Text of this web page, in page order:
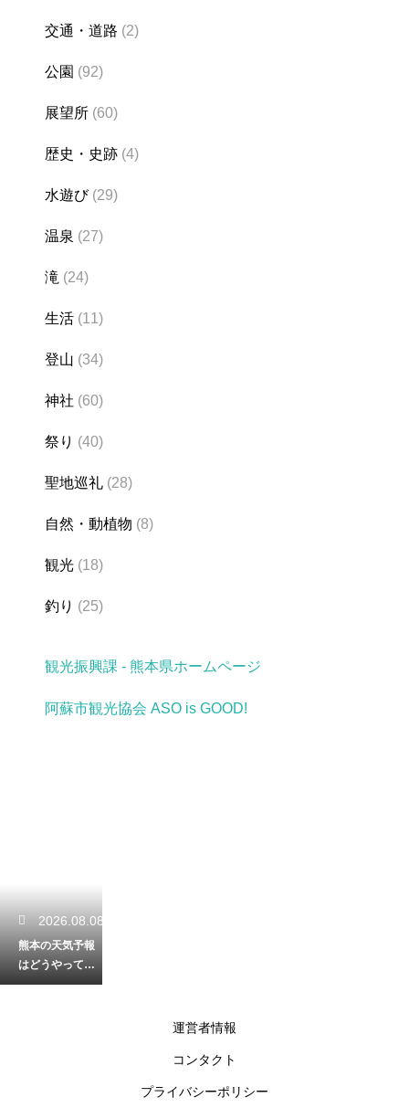
交通・道路 (2)
公園 (92)
展望所 (60)
歴史・史跡 (4)
水遊び(29)
温泉 (27)
滝 (24)
生活 (11)
登山 (34)
神社 (60)
祭り (40)
聖地巡礼 (28)
自然・動植物 (8)
観光 (18)
釣り (25)
観光振興課 - 熊本県ホームページ
阿蘇市観光協会 ASO is GOOD!
2026.08.08
熊本の天気予報
はどうやって作
られる？気象デ
運営者情報
コンタクト
プライバシーポリシー